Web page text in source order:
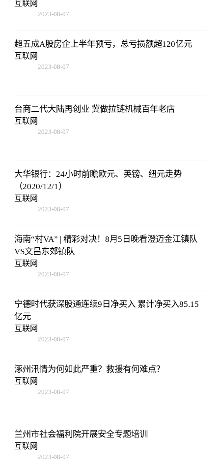
互联网
2023-08-07
超五成A股房企上半年预亏，总亏损额超120亿元
互联网
2023-08-07
台商二代大陆再创业 冀做拉链机械百年老店
互联网
2023-08-07
大华银行：24小时前瞻欧元、英镑、纽元走势
（2020/12/1）
互联网
2023-08-07
海南“村VA” | 精彩对决！8月5日晚看澄迈金江镇队
VS文昌东郊镇队
互联网
2023-08-07
宁德时代获深股通连续9日净买入 累计净买入85.15
亿元
互联网
2023-08-07
涿州汛情为何如此严重？救援有何难点？
互联网
2023-08-07
兰州市社会福利院开展安全专题培训
互联网
2023-08-07